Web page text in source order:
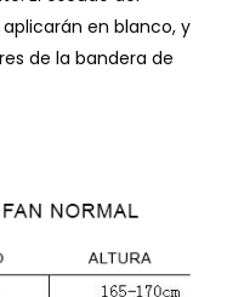
en blanco, y
de la bandera de